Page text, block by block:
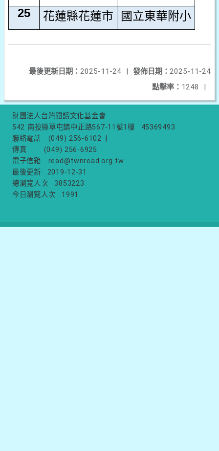
25
花蓮縣花蓮市 國立東華附小
發佈日期： 2025-11-24
最後更新日期： 2025-11-24
|
點擊率： 1248 |
財團法人台灣閱讀文化基金會
542 南投縣草屯鎮中正路567-11號1樓
45369493
聯絡電話
(049) 256-6102
傳真
(049) 256-6925
電子信箱
read@twnread.org.tw
最後更新
2019-12-31
總瀏覽人次
3853223
今日瀏覽人次
1991